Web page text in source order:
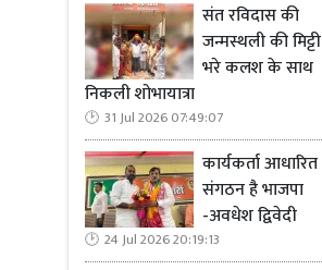
संत रविदास की
जन्मस्थली की मिट्टी
भरे कलश के साथ
निकली शोभायात्रा
31 Jul 2026 07:49:07
कार्यकर्ता आधारित
संगठन है भाजपा
-अवधेश द्विवेदी
24 Jul 2026 20:19:13